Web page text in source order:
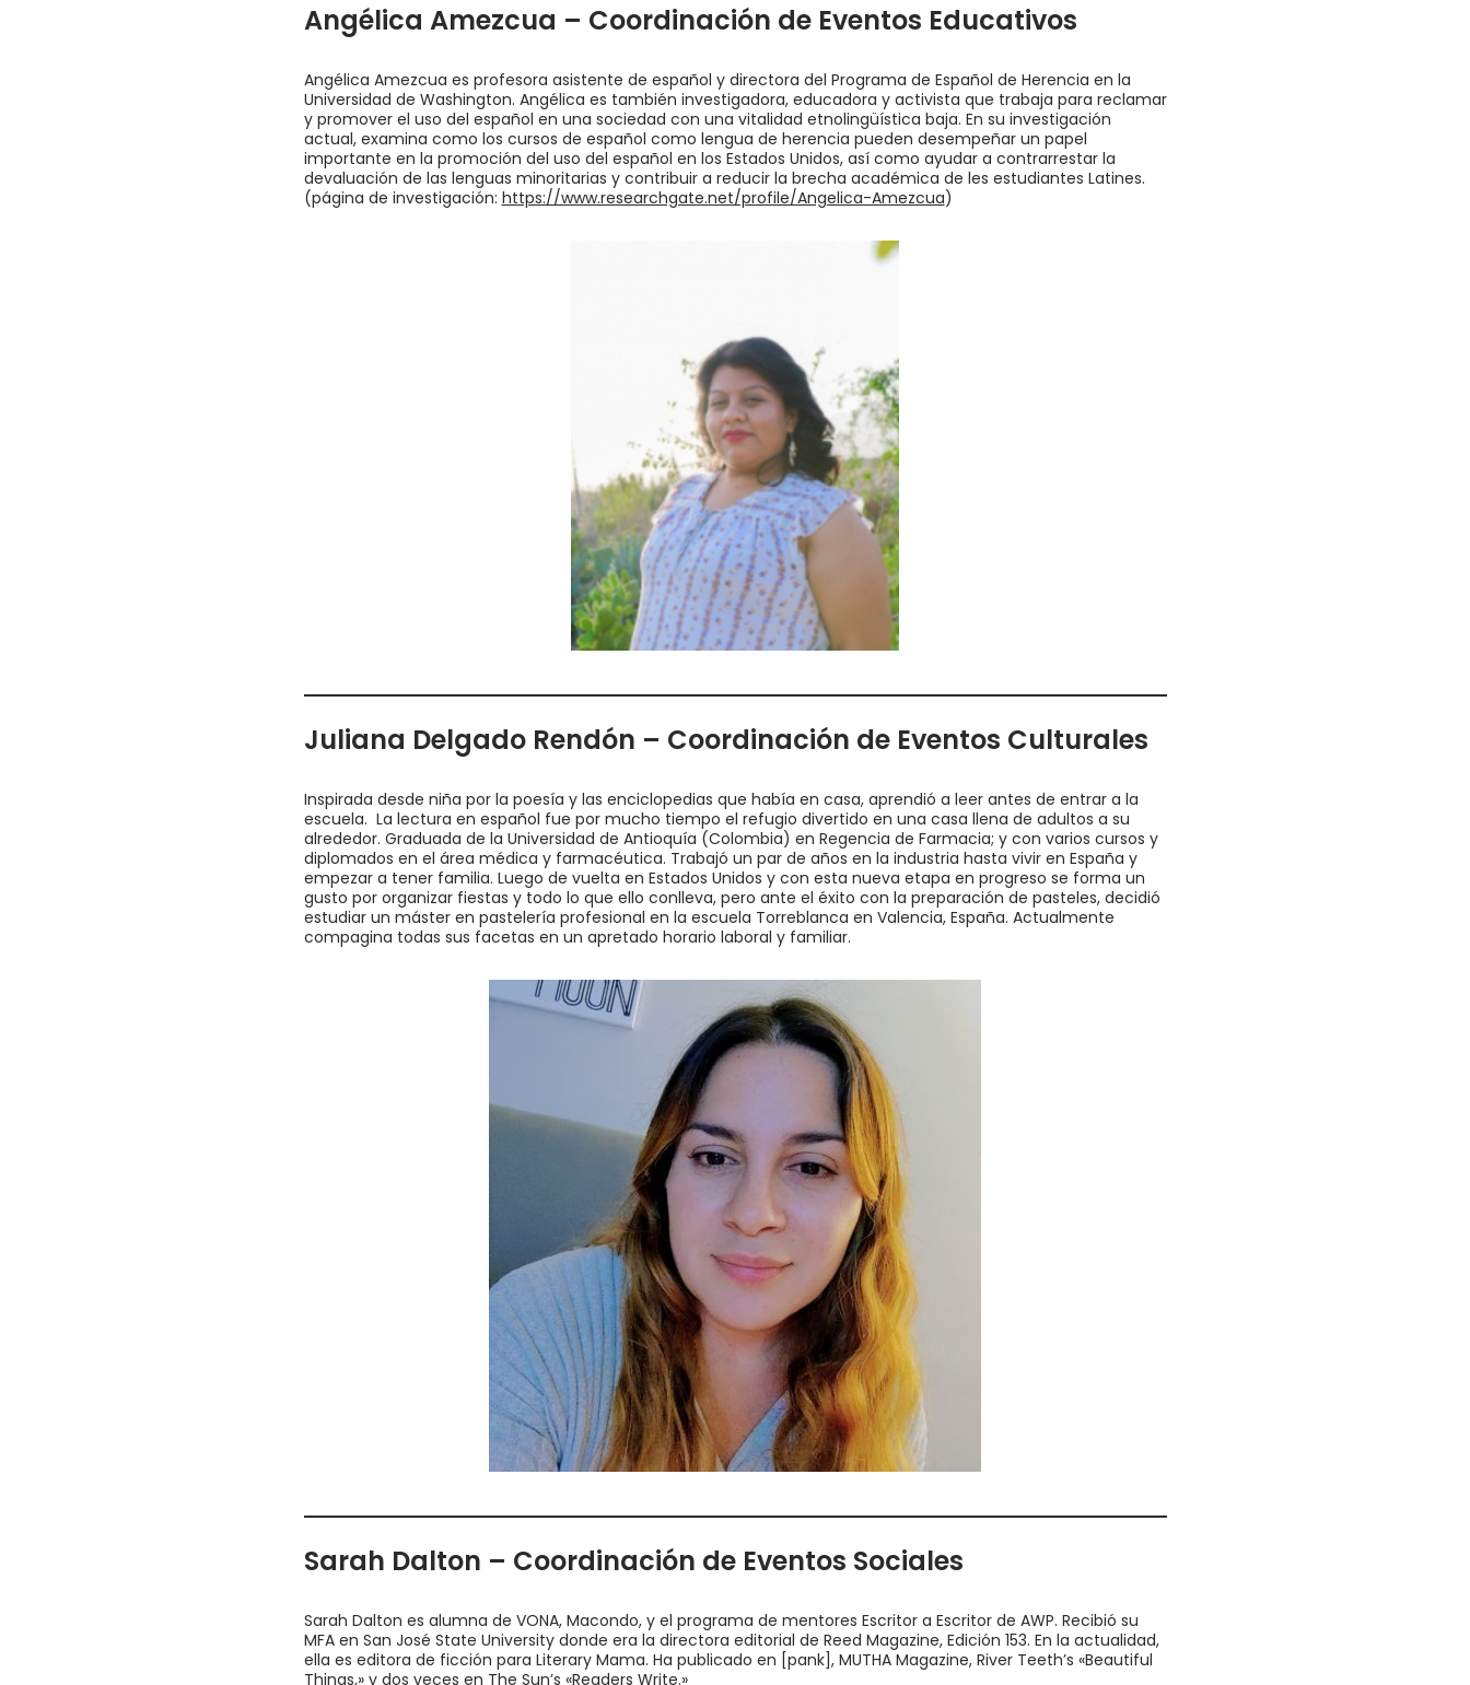
Angélica Amezcua – Coordinación de Eventos Educativos
Angélica Amezcua es profesora asistente de español y directora del Programa de Español de Herencia en la
Universidad de Washington. Angélica es también investigadora, educadora y activista que trabaja para reclamar
y promover el uso del español en una sociedad con una vitalidad etnolingüística baja. En su investigación
actual, examina como los cursos de español como lengua de herencia pueden desempeñar un papel
importante en la promoción del uso del español en los Estados Unidos, así como ayudar a contrarrestar la
devaluación de las lenguas minoritarias y contribuir a reducir la brecha académica de les estudiantes Latines.
(página de investigación: https://www.researchgate.net/profile/Angelica-Amezcua)
Juliana Delgado Rendón – Coordinación de Eventos Culturales
Inspirada desde niña por la poesía y las enciclopedias que había en casa, aprendió a leer antes de entrar a la
escuela. La lectura en español fue por mucho tiempo el refugio divertido en una casa llena de adultos a su
alrededor. Graduada de la Universidad de Antioquía (Colombia) en Regencia de Farmacia; y con varios cursos y
diplomados en el área médica y farmacéutica. Trabajó un par de años en la industria hasta vivir en España y
empezar a tener familia. Luego de vuelta en Estados Unidos y con esta nueva etapa en progreso se forma un
gusto por organizar fiestas y todo lo que ello conlleva, pero ante el éxito con la preparación de pasteles, decidió
estudiar un máster en pastelería profesional en la escuela Torreblanca en Valencia, España. Actualmente
compagina todas sus facetas en un apretado horario laboral y familiar.
Sarah Dalton – Coordinación de Eventos Sociales
Sarah Dalton es alumna de VONA, Macondo, y el programa de mentores Escritor a Escritor de AWP. Recibió su
MFA en San José State University donde era la directora editorial de Reed Magazine, Edición 153. En la actualidad,
ella es editora de ficción para Literary Mama. Ha publicado en [pank], MUTHA Magazine, River Teeth’s «Beautiful
Things,» y dos veces en The Sun’s «Readers Write.»